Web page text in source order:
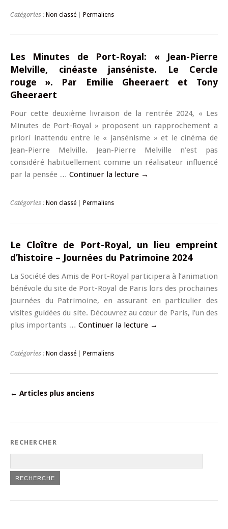
Catégories : Non classé Permaliens
Les Minutes de Port-Royal: « Jean-Pierre
Melville, cinéaste janséniste. Le Cercle
rouge ». Par Emilie Gheeraert et Tony
Gheeraert
Pour cette deuxième livraison de la rentrée 2024, « Les
Minutes de Port-Royal » proposent un rapprochement a
priori inattendu entre le « jansénisme » et le cinéma de
Jean-Pierre Melville. Jean-Pierre Melville n’est pas
considéré habituellement comme un réalisateur influencé
par la pensée … Continuer la lecture →
Catégories : Non classé Permaliens
Le Cloître de Port-Royal, un lieu empreint
d’histoire – Journées du Patrimoine 2024
La Société des Amis de Port-Royal participera à l’animation
bénévole du site de Port-Royal de Paris lors des prochaines
journées du Patrimoine, en assurant en particulier des
visites guidées du site. Découvrez au cœur de Paris, l’un des
plus importants … Continuer la lecture →
Catégories : Non classé Permaliens
← Articles plus anciens
RECHERCHER